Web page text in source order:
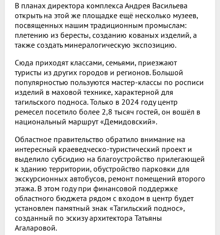
В планах директора комплекса Андрея Васильева
открыть на этой же площадке ещё несколько музеев,
посвященных нашим традиционным промыслам:
плетению из бересты, созданию кованых изделий, а
также создать минералогическую экспозицию.
Сюда приходят классами, семьями, приезжают
туристы из других городов и регионов. Большой
популярностью пользуются мастер-классы по росписи
изделий в маховой технике, характерной для
тагильского подноса. Только в 2024 году центр
ремесел посетило более 2,8 тысяч гостей, он вошёл в
национальный маршрут «Демидовский».
Областное правительство обратило внимание на
интересный краеведческо-туристический проект и
выделило субсидию на благоустройство прилегающей
к зданию территории, обустройство парковки для
экскурсионных автобусов, ремонт помещений второго
этажа. В этом году при финансовой поддержке
областного бюджета рядом с входом в центр будет
установлен памятный знак «Тагильский поднос»,
созданный по эскизу архитектора Татьяны
Агаларовой.